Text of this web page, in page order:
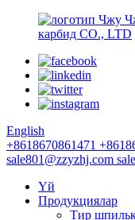
Чжу
карбид CO., LTD
English
+8618670861471
sale801@zzyzhj.com
Үй
Продукциялар
Тир